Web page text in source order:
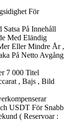
För
På Innehåll
Med Eländig
Eller Mindre År ,
På Netto Avgång
7 000 Titel
, Bajs , Bild
USDT För Snabb
( Reservoar :